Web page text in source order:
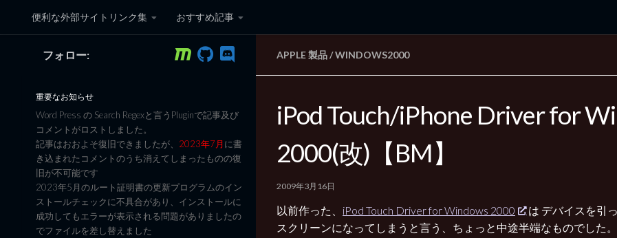
コンテンツへスキップ
便利な外部サイトリンク集 おすすめ記事
黒翼猫のコンピュータ日記 3rd Edition
APPLE 製品/WINDOWS2000
iPod Touch/iPhone Driver for
2000(改)【BM】
2009年3月16日
以前作った、 iPod Touch Driver for Windows 2000
は デバイスを引
スクリーンになってしまうと言う、ちょっと中途半端なものでした。
フォロー:
重要なお知らせ
Word Press の Search Regexと言うPluginで記事及び
コメントがロストしました。
記事はおおよそ復旧できましたが、 2023年7月に書
き込まれたコメントのうち消えてしまったものの復
旧が不可能です
2023年5月のルート証明書の更新プログラムのイン
ストールチェックに不具合があり、インストールに
成功してもエラーが表示される問題がありましたの
でファイルを差し替えました